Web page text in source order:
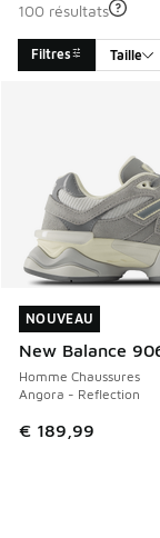
100 résultats
Filtres Taille
NOUVEAU
New Balance
Homme Chaussures
Angora - Reflection
€ 189,99
NOUVEAU